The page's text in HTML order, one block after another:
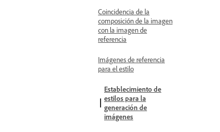
Coincidencia de la
composición de la imagen
con la imagen de
referencia
Imágenes de referencia
para el estilo
Establecimiento de
estilos para la
generación de
imágenes